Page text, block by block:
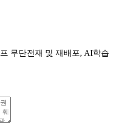
무단전재 및 재배포, AI학습